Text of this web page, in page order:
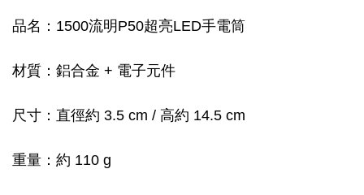
品名：1500流明P50超亮LED手電筒
材質：鋁合金 + 電子元件
尺寸：直徑約 3.5 cm / 高約 14.5 cm
重量：約 110 g